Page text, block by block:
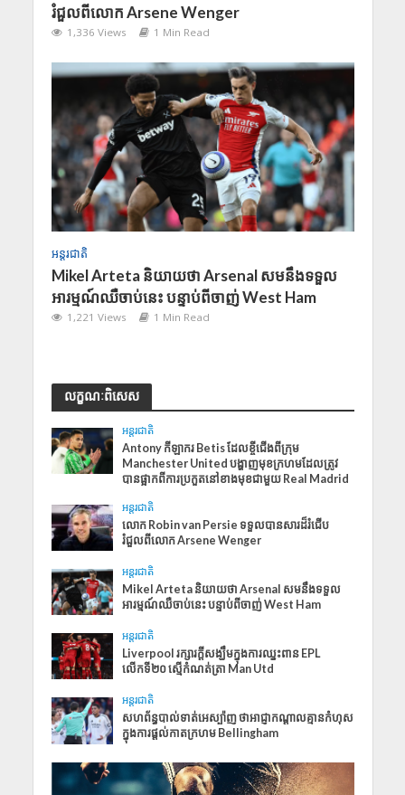
រំជួលពីលោក Arsene Wenger
1,336 Views 1 Min Read
អន្តរជាតិ
Mikel Arteta និយាយថា Arsenal សមនឹងទទួល
អារម្មណ៍ឈឺចាប់នេះ បន្ទាប់ពីចាញ់ West Ham
1,221 Views 1 Min Read
លក្ខណៈពិសេស
អន្តរជាតិ
​Antony កី​​ឡាករ Betis ដែលខ្ចីជើងពីក្រុម
Manchester United បង្ហាញមុខក្រហមដែលត្រូវ
បានផ្អាកពីការប្រកួតនៅខាងមុខជាមួយ Real Madrid
អន្តរជាតិ
លោក Robin van Persie ទទួលបានសារដ៏រំជើប
រំជួលពីលោក Arsene Wenger
អន្តរជាតិ
Mikel Arteta និយាយថា Arsenal សមនឹងទទួល
អារម្មណ៍ឈឺចាប់នេះ បន្ទាប់ពីចាញ់ West Ham
អន្តរជាតិ
Liverpool រក្សារក្ដីសង្ឃឹមក្នុងការឈ្នះពាន EPL
លើកទី២០ ស្មើកំណត់ត្រា Man Utd
អន្តរជាតិ
សហព័ន្ធបាល់ទាត់អេស្ប៉ាញ ថាអាជ្ញាកណ្តាលគ្មានកំហុស
ក្នុងការផ្តល់កាតក្រហម Bellingham